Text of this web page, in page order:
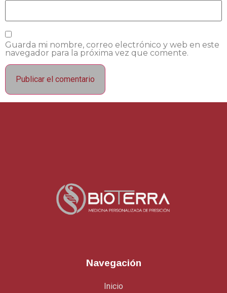
Guarda mi nombre, correo electrónico y web en este
navegador para la próxima vez que comente.
Navegación
Inicio